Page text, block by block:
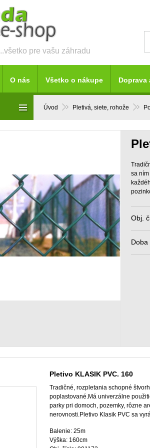
..všetko pre vašu záhradu
Úvod Pletivá, siete, rohože
sa
Obj.
Doba
Pletivo KLASIK PVC. 160
Tradičné, rozpletania schopné
poplastované.Má univerzálne
parky pri domoch, pozemky, rôzne
nerovnosti.Pletivo Klasik PVC sa
Balenie: 25m
Výška: 160cm
O nás Všetko o nákupe Doprava